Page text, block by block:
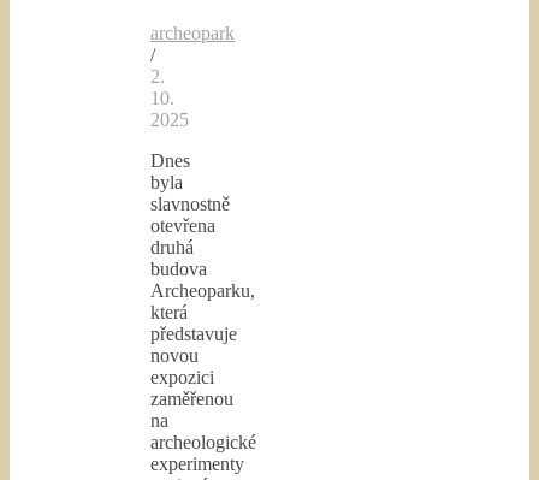
archeopark
/
2.
10.
2025
Dnes
byla
slavnostně
otevřena
druhá
budova
Archeoparku,
která
představuje
novou
expozici
zaměřenou
na
archeologické
experimenty